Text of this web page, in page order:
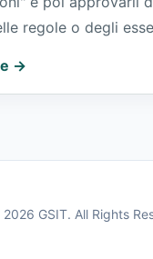
regole o degli
→
GSIT. All Rights